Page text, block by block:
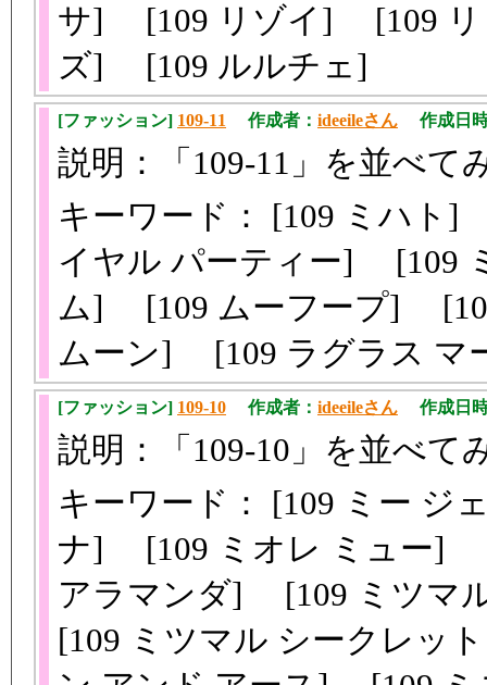
サ] [109 リゾイ] [109 リ
ズ] [109 ルルチェ]
[ファッション] 109-11 作成者： ideeileさん 作成日時
説明：「109-11」を並べて
キーワード： [109 ミハト
イヤル パーティー] [109
ム] [109 ムーフープ]
ムーン] [109 ラグラス
[ファッション] 109-10 作成者： ideeileさん 作成日時
説明：「109-10」を並べて
キーワード： [109 ミー
ナ] [109 ミオレ ミュー]
アラマンダ] [109 ミツマ
[109 ミツマル シークレッ